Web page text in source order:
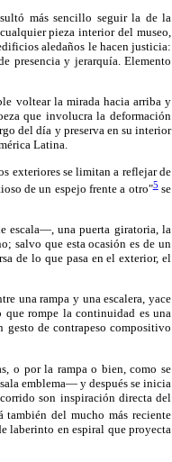
más sencillo seguir la de la
pieza interior del museo,
aledaños le hacen justicia:
presencia y jerarquía. Elemento
voltear la mirada hacia arriba y
que involucra la deformación
del día y preserva en su interior
Latina.
exteriores se limitan a reflejar de
de un espejo frente a otro"5se
escala—, una puerta giratoria, la
salvo que esta ocasión es de un
de lo que pasa en el exterior, el
una rampa y una escalera, yace
rompe la continuidad es una
de contrapeso compositivo
o por la rampa o bien, como se
emblema— y después se inicia
son inspiración directa del
del mucho más reciente
laberinto en espiral que proyecta